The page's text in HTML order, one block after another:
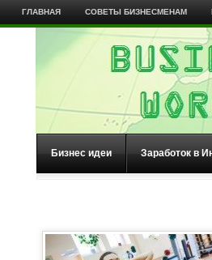
ГЛАВНАЯ СОВЕТЫ БИЗНЕСМЕНАМ
Бизнес идеи Заработок в